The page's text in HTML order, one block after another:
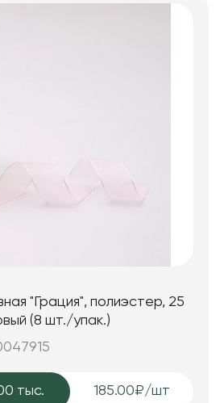
"Грация", полиэстер, 25
(8 шт./упак.)
тыс. 185.00₽/шт